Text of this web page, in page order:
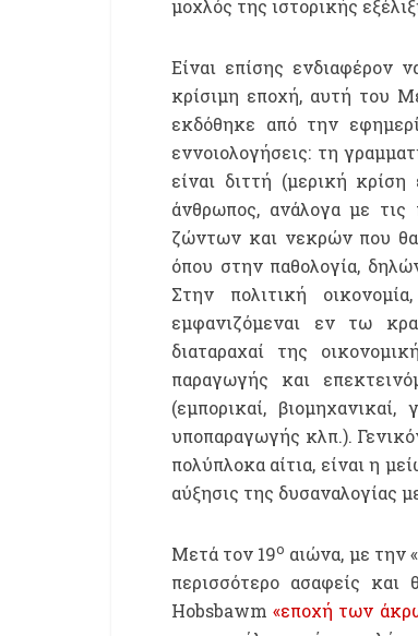
μοχλός της ιστορικής
Είναι επίσης ενδιαφέρον
κρίσιμη εποχή, αυτή του
εκδόθηκε από την
εννοιολογήσεις: τη
είναι διττή (μερική
άνθρωπος, ανάλογα με
ζώντων και νεκρών που θα
όπου στην παθολογία,
Στην πολιτική
εμφανιζόμεναι εν τω
διαταραχαί της
παραγωγής και
(εμπορικαί, βιομηχανικαί,
υποπαραγωγής κλπ.).
πολύπλοκα αίτια, είναι η
αύξησις της δυσαναλογίας
Μετά τον 19ο αιώνα, με την
περισσότερο ασαφείς
Hobsbawm«εποχή των